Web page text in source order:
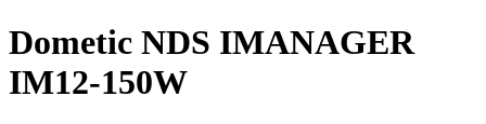
Dometic NDS IMANAGER
IM12-150W